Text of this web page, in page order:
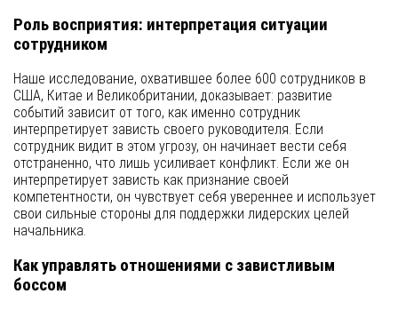
Роль восприятия: интерпретация ситуации
сотрудником
Наше исследование, охватившее более 600 сотрудников в
США, Китае и Великобритании, доказывает: развитие
событий зависит от того, как именно сотрудник
интерпретирует зависть своего руководителя. Если
сотрудник видит в этом угрозу, он начинает вести себя
отстраненно, что лишь усиливает конфликт. Если же он
интерпретирует зависть как признание своей
компетентности, он чувствует себя увереннее и использует
свои сильные стороны для поддержки лидерских целей
начальника.
Как управлять отношениями с завистливым
боссом